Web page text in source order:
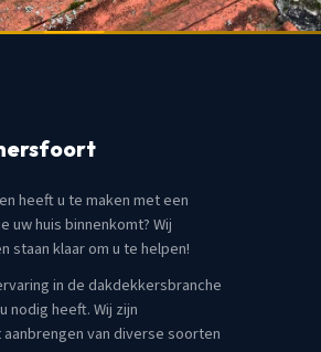
heeft u te maken met een
uw huis binnenkomt? Wij
staan klaar om u te helpen!
in de dakdekkersbranche
nodig heeft. Wij zijn
van diverse soorten